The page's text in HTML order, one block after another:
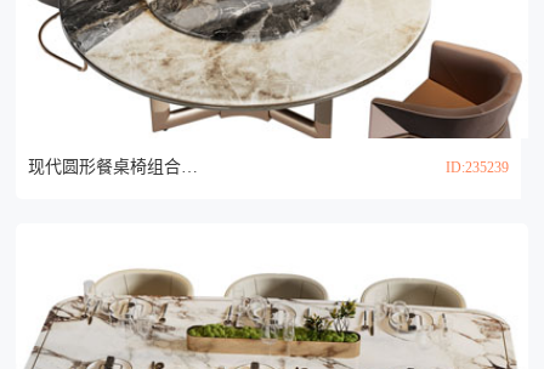
现代圆形餐桌椅组合3d模型 ID:235239